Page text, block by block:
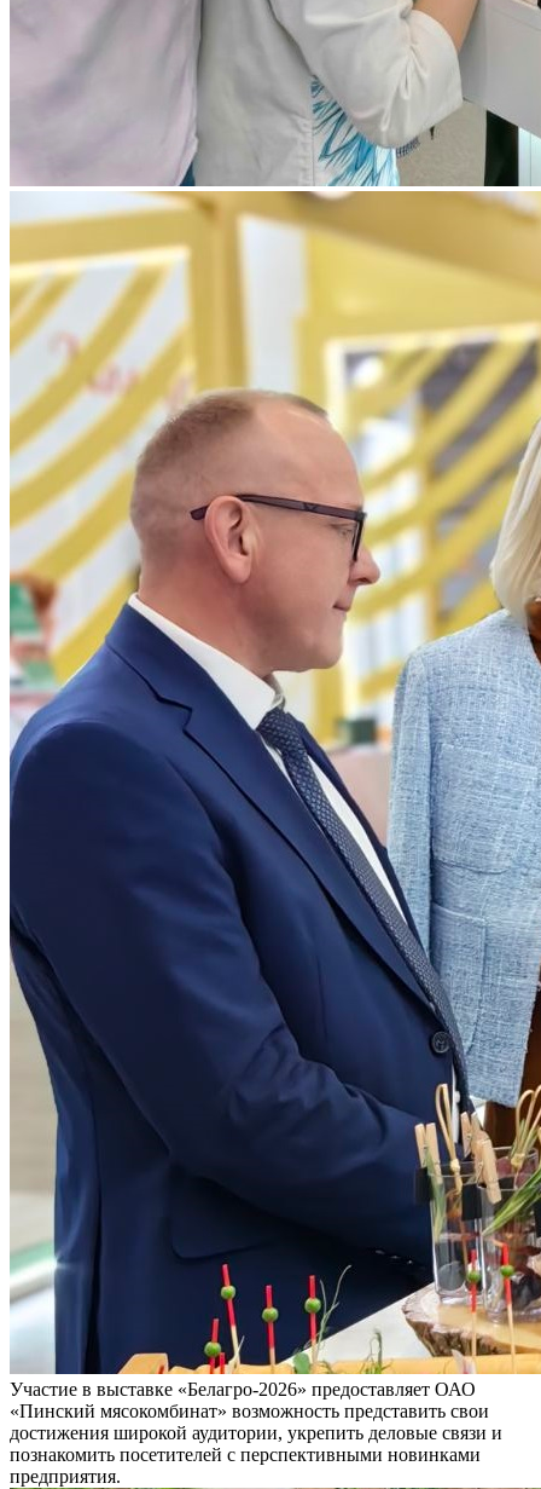
Участие в выставке «Белагро-2026» предоставляет ОАО
«Пинский мясокомбинат» возможность представить свои
достижения широкой аудитории, укрепить деловые связи и
познакомить посетителей с перспективными новинками
предприятия.